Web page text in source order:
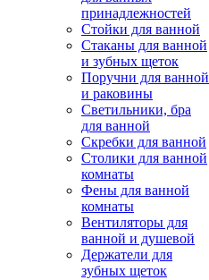
принадлежностей
Стойки для ванной
Стаканы для ванной
и зубных щеток
Поручни для ванной
и раковины
Светильники, бра
для ванной
Скребки для ванной
Столики для ванной
комнаты
Фены для ванной
комнаты
Вентиляторы для
ванной и душевой
Держатели для
зубных щеток